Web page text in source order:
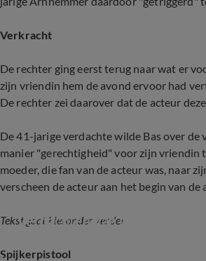
Verkracht
De rechter ging eerst terug naar wat er
zijn vriendin hem de avond ervoor had
De rechter zei daarover dat de acteur
De 41-jarige verdachte wilde Bas over
manier "gerechtigheid" voor zijn vriendin
moeder, die fan van de acteur was, naar
verscheen de acteur aan het begin van
Tekst gaat hieronder verder
Verdachten van mishandeling
Spijkerpistool